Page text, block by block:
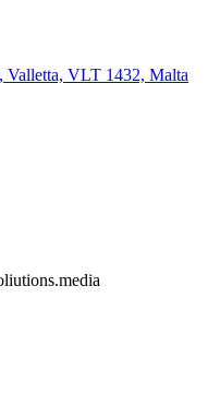
VLT 1432, Malta